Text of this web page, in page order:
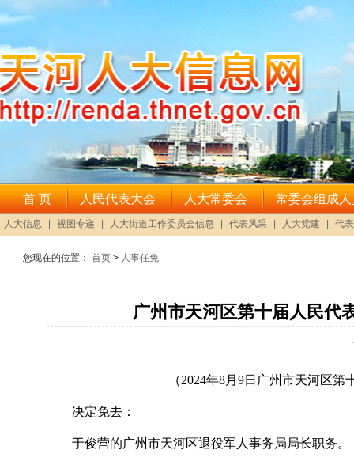
您现在的位置： 首页 > 人事任免
广州市天河区第十届人民代
（2024年8月9日广州市天河区第
决定免去：
于俊营的广州市天河区退役军人事务局局长职务。